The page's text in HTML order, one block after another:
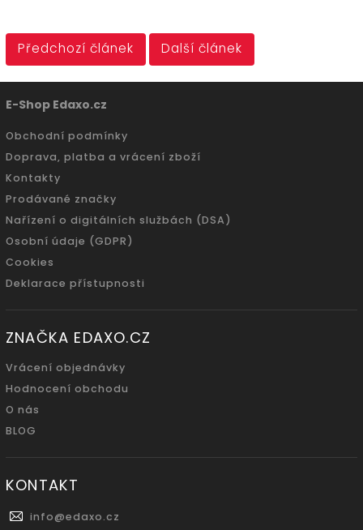
Předchozí článek Další článek
E-Shop Edaxo.cz
Obchodní podmínky
Doprava, platba a vrácení zboží
Kontakty
Prodávané značky
Nařízení o digitálních službách (DSA)
Osobní údaje (GDPR)
Cookies
Deklarace přístupnosti
ZNAČKA EDAXO.CZ
Vrácení objednávky
Hodnocení obchodu
O nás
BLOG
KONTAKT
info@edaxo.cz